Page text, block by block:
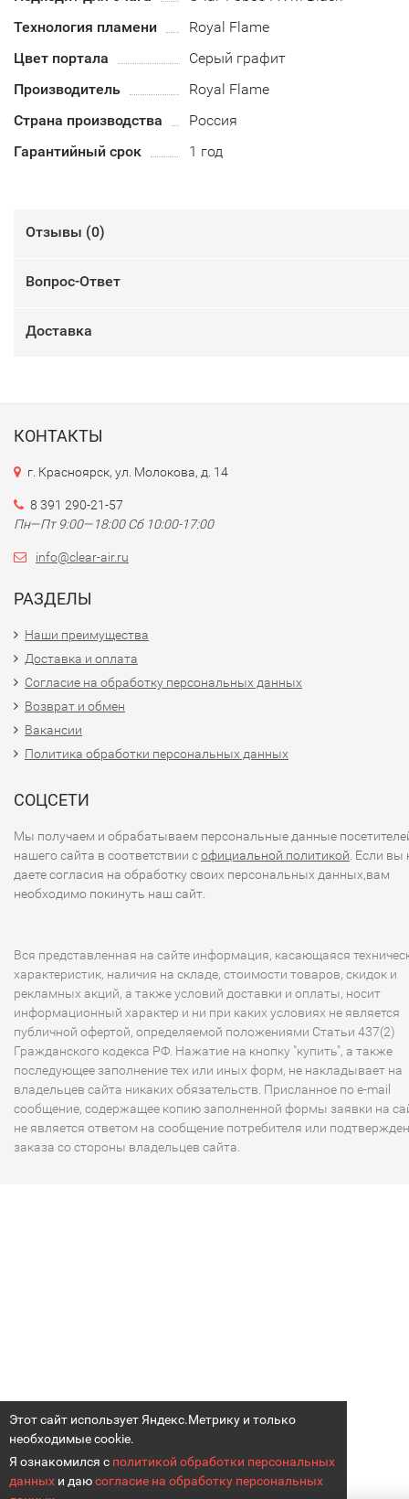
Этот сайт использует Яндекс.Метрику и только
необходимые cookie.
Я ознакомился с политикой обработки персональных
данных и даюсогласие на обработку персональных
Технология пламени
Royal Flame
Цвет портала
Серый графит
Производитель
Royal Flame
Страна производства
Россия
Гарантийный срок
1 год
Отзывы (0)
Вопрос-Ответ
Доставка
КОНТАКТЫ
г. Красноярск, ул. Молокова, д. 14
8 391 290-21-57
Пн—Пт 9:00—18:00 Сб 10:00-17:00
info@clear-air.ru
РАЗДЕЛЫ
Наши преимущества
Доставка и оплата
Согласие на обработку персональных данных
Возврат и обмен
Вакансии
Политика обработки персональных данных
СОЦСЕТИ
Мы получаем и обрабатываем персональные данные
нашего сайта в соответствии софициальной политикой . Если вы
даете согласия на обработку своих персональных данных,вам
необходимо покинуть наш сайт.
Вся представленная на сайте информация, касающаяся
характеристик, наличия на складе, стоимости товаров, скидок и
рекламных акций, а также условий доставки и оплаты, носит
информационный характер и ни при каких условиях не является
публичной офертой, определяемой положениями Статьи 437(2)
Гражданского кодекса РФ. Нажатие на кнопку "купить", а также
последующее заполнение тех или иных форм, не накладывает на
владельцев сайта никаких обязательств. Присланное по e-mail
сообщение, содержащее копию заполненной формы заявки на
не является ответом на сообщение потребителя или
заказа со стороны владельцев сайта.